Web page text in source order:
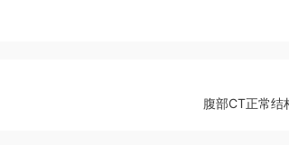
腹部CT正常结